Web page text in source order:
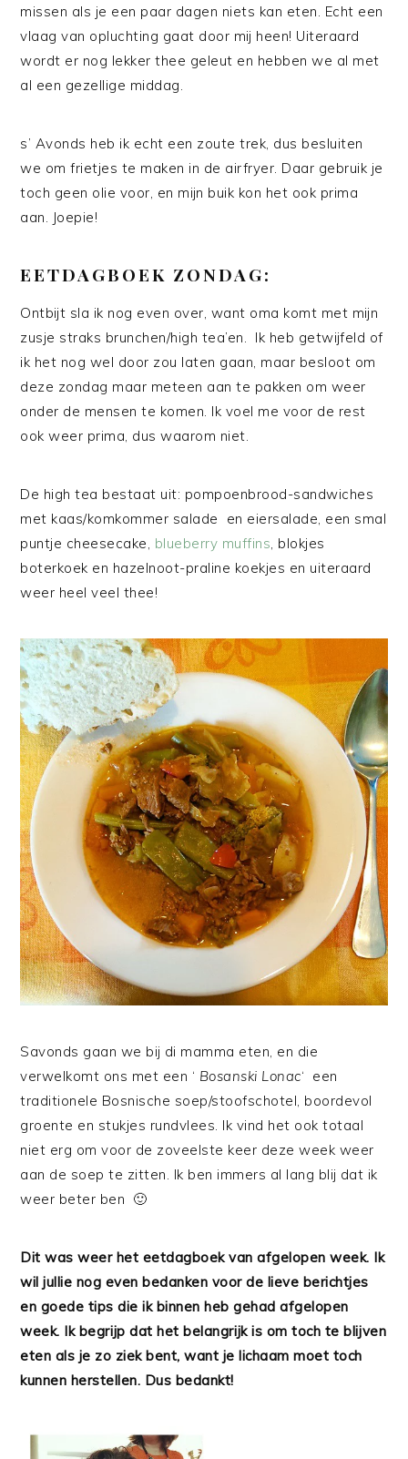
missen als je een paar dagen niets kan eten. Echt een
vlaag van opluchting gaat door mij heen! Uiteraard
wordt er nog lekker thee geleut en hebben we al met
al een gezellige middag.
s’ Avonds heb ik echt een zoute trek, dus besluiten
we om frietjes te maken in de airfryer. Daar gebruik je
toch geen olie voor, en mijn buik kon het ook prima
aan. Joepie!
EETDAGBOEK ZONDAG:
Ontbijt sla ik nog even over, want oma komt met mijn
zusje straks brunchen/high tea’en. Ik heb getwijfeld of
ik het nog wel door zou laten gaan, maar besloot om
deze zondag maar meteen aan te pakken om weer
onder de mensen te komen. Ik voel me voor de rest
ook weer prima, dus waarom niet.
De high tea bestaat uit: pompoenbrood-sandwiches
met kaas/komkommer salade en eiersalade, een smal
puntje cheesecake, blueberry muffins , blokjes
boterkoek en hazelnoot-praline koekjes en uiteraard
weer heel veel thee!
Savonds gaan we bij di mamma eten, en die
verwelkomt ons met een ‘ Bosanski Lonac‘ een
traditionele Bosnische soep/stoofschotel, boordevol
groente en stukjes rundvlees. Ik vind het ook totaal
niet erg om voor de zoveelste keer deze week weer
aan de soep te zitten. Ik ben immers al lang blij dat ik
weer beter ben 🙂
Dit was weer het eetdagboek van afgelopen week. Ik
wil jullie nog even bedanken voor de lieve berichtjes
en goede tips die ik binnen heb gehad afgelopen
week. Ik begrijp dat het belangrijk is om toch te blijven
eten als je zo ziek bent, want je lichaam moet toch
kunnen herstellen. Dus bedankt!